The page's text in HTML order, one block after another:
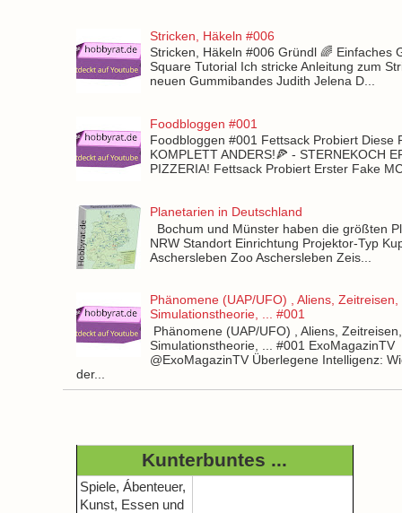
Stricken, Häkeln #006
Stricken, Häkeln #006 Gründl 🌈 Einfaches
Square Tutorial Ich stricke Anleitung zum
neuen Gummibandes Judith Jelena D...
Foodbloggen #001
Foodbloggen #001 Fettsack Probiert Diese
KOMPLETT ANDERS!🍕 - STERNEKOCH
PIZZERIA! Fettsack Probiert Erster Fake
Planetarien in Deutschland
Bochum und Münster haben die größten
NRW Standort Einrichtung Projektor-Typ
Aschersleben Zoo Aschersleben Zeis...
Phänomene (UAP/UFO) , Aliens, Zeitreisen,
Simulationstheorie, ... #001
Phänomene (UAP/UFO) , Aliens, Zeitreisen,
Simulationstheorie, ... #001 ExoMagazinTV
@ExoMagazinTV Überlegene Intelligenz:
der...
Kunterbuntes ...
Spiele, Ábenteuer,
Kunst, Essen und